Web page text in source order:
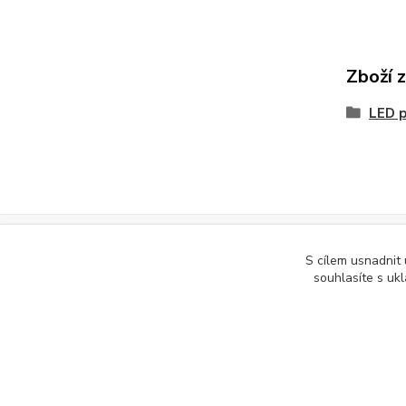
Zboží
LED
Podle zákona o evidenci tržeb je prodávající povinen vystavit
S cílem usnadnit
souhlasíte s